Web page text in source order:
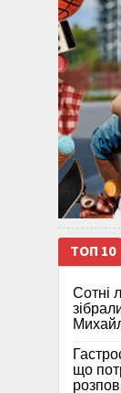
ТОП 10
Сотні
що